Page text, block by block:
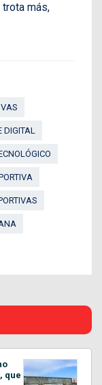
más,
DIGITAL
que